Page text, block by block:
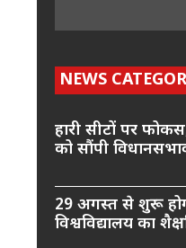
NEWS
हारी सीटों पर
को सौंपी
29 अगस्त से शुरू
विश्वविद्यालय का